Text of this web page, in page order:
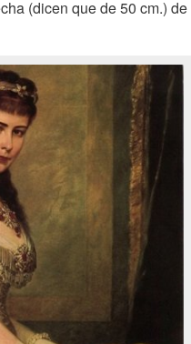
(dicen que de 50 cm.)